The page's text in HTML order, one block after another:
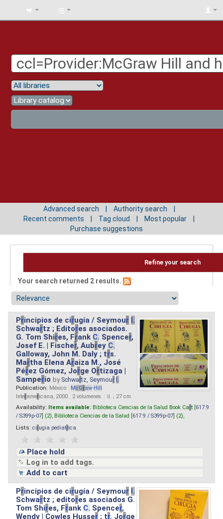
BIBLIOTECA
Advanced search
Authority search
Recent comments
Tag cloud
Most popular
Purchase suggestions
Refine your search
Your search returned 2 results.
Principios de cirugía / Seymour I.
Schwartz ; Editores asociados.
G. Tom Shires, Frank C. Spencer,
Josef E. | Fischer, Aubrey C.
Galloway, John M. Daly ; trs.
Martha Elena Araiza M., José
Pérez Gómez, Jorge Ortizaga |
Samperio by Schwartz, Seymour I.
Publication: México : McGraw-Hill
Interamericana, 2000 . 2 volumenes. : il. ; 27 cm.
Availability: Items available: Biblioteca Ciencias de la Salud Book Cart [ 617.9
/ S399p-07 ] (2), Biblioteca Ciencias de la Salud [ 617.9 / S399p-07 ] (2),
Lists: cirugia pediatrica
Place hold
Log in to add tags.
Add to cart
Principios de cirugía / Seymour I.
Schwartz ; editores asociados G.
Tom Shires, Frank C. Spencer,
Wendy | Cowles Husser ; tr. Jorge